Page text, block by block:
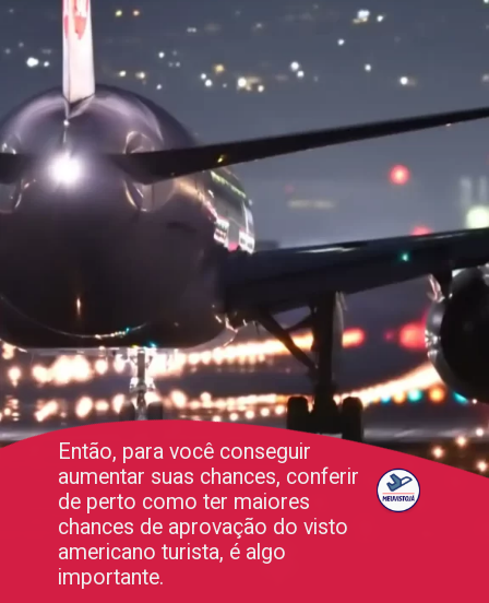
Então, para você conseguir
aumentar suas chances, conferir
de perto como ter maiores
chances de aprovação do visto
americano turista, é algo
importante.